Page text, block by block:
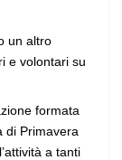
un altro
e volontari su
formata
di Primavera
a tanti